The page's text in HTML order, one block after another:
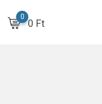
0 Ft
0